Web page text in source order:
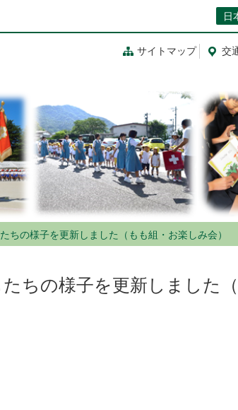
日
サイトマップ 交
ちの様子を更新しました（もも組・お楽しみ会）
たちの様子を更新しました